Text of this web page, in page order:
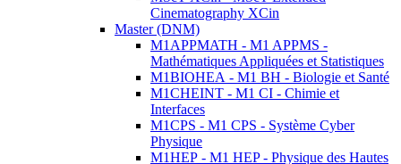
Cinematography XCin
Master (DNM)
M1APPMATH - M1 APPMS -
Mathématiques Appliquées et Statistiques
M1BIOHEA - M1 BH - Biologie et Santé
M1CHEINT - M1 CI - Chimie et
Interfaces
M1CPS - M1 CPS - Système Cyber
Physique
M1HEP - M1 HEP - Physique des Hautes